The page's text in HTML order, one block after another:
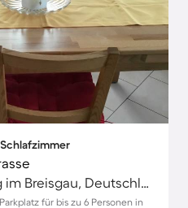
Schlafzimmer
Munzingen, Freiburg im Breisgau, Deutschland
für bis zu 6 Personen in